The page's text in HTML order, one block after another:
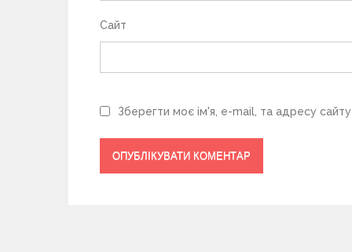
Сайт
Зберегти моє ім'я, e-mail, та адресу